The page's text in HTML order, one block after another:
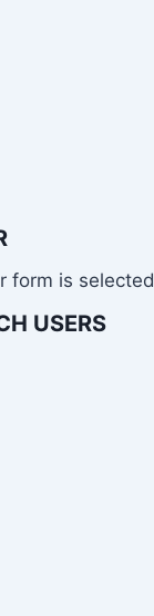
form is selected
USERS